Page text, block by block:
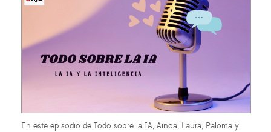
En este episodio de Todo sobre la IA, Ainoa, Laura, Paloma y